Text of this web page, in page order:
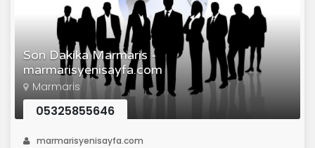
Son Dakika Marmaris -
marmarisyenisayfa.com
Marmaris
05325855646
marmarisyenisayfa.com